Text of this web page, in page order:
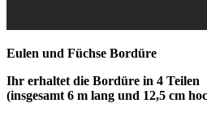
Eulen und Füchse Bordüre
Ihr erhaltet die Bordüre in 4 Teilen
(insgesamt 6 m lang und 12,5 cm